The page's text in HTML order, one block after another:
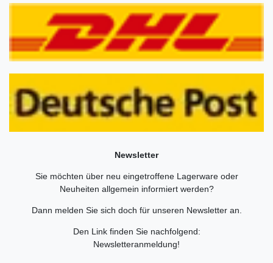
Newsletter
Sie möchten über neu eingetroffene Lagerware oder
Neuheiten allgemein informiert werden?
Dann melden Sie sich doch für unseren Newsletter an.
Den Link finden Sie nachfolgend:
Newsletteranmeldung!